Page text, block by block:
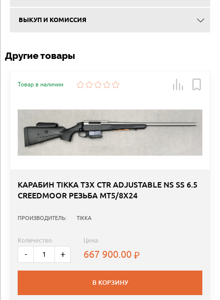
ВЫКУП И КОМИССИЯ
Другие товары
Товар в наличии
КАРАБИН TIKKA T3X CTR ADJUSTABLE NS SS 6.5
CREEDMOOR РЕЗЬБА MT5/8X24
ПРОИЗВОДИТЕЛЬ: TIKKA
Количество:
- +
Цена:
667 900.00
В КОРЗИНУ